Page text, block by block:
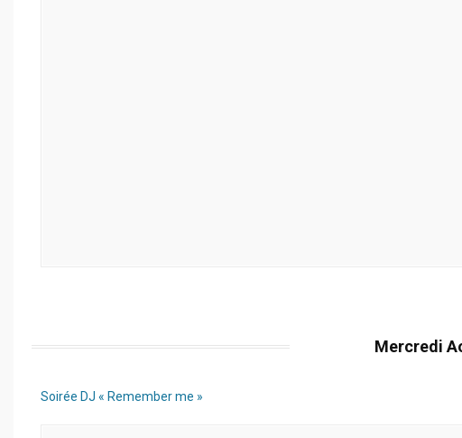
Mercredi
Soirée DJ « Remember me »